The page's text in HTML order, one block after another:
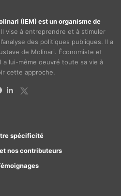
(IEM) est un organisme de
Il vise à entreprendre et à stimuler
des politiques publiques. Il a
de Molinari. Économiste et
lui-même oeuvré toute sa vie à
cette approche.
spécificité
et nos contributeurs